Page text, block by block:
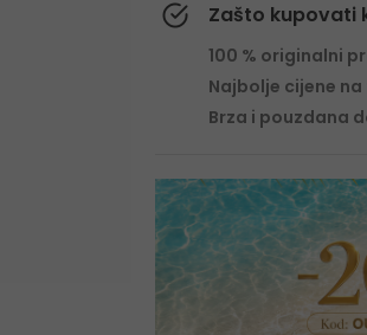
Zašto kupovati
100 % originalni
Najbolje cijene
Brza i pouzdana